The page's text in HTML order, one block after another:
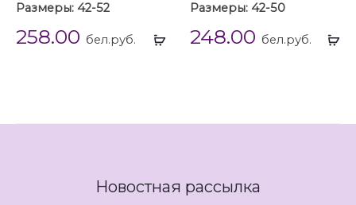
Выбрать
Размеры: 42-52
258.00 бел.руб.
Размеры: 42-50
248.00 бел.руб.
Новостная рассылка